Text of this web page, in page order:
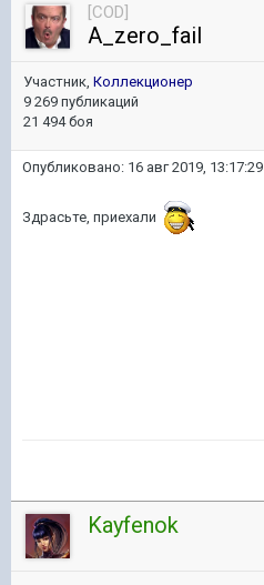
[COD]
A_zero_fail
Участник, Коллекционер
9 269 публикаций
21 494 боя
Опубликовано: 16 авг 2019, 13:17:29
Здрасьте, приехали
Kayfenok